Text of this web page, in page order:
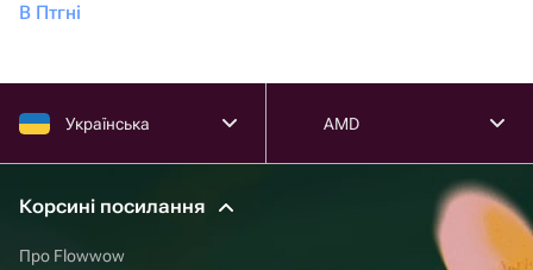
В Птгні
Українська AMD
Корсині посилання
Про Flowwow